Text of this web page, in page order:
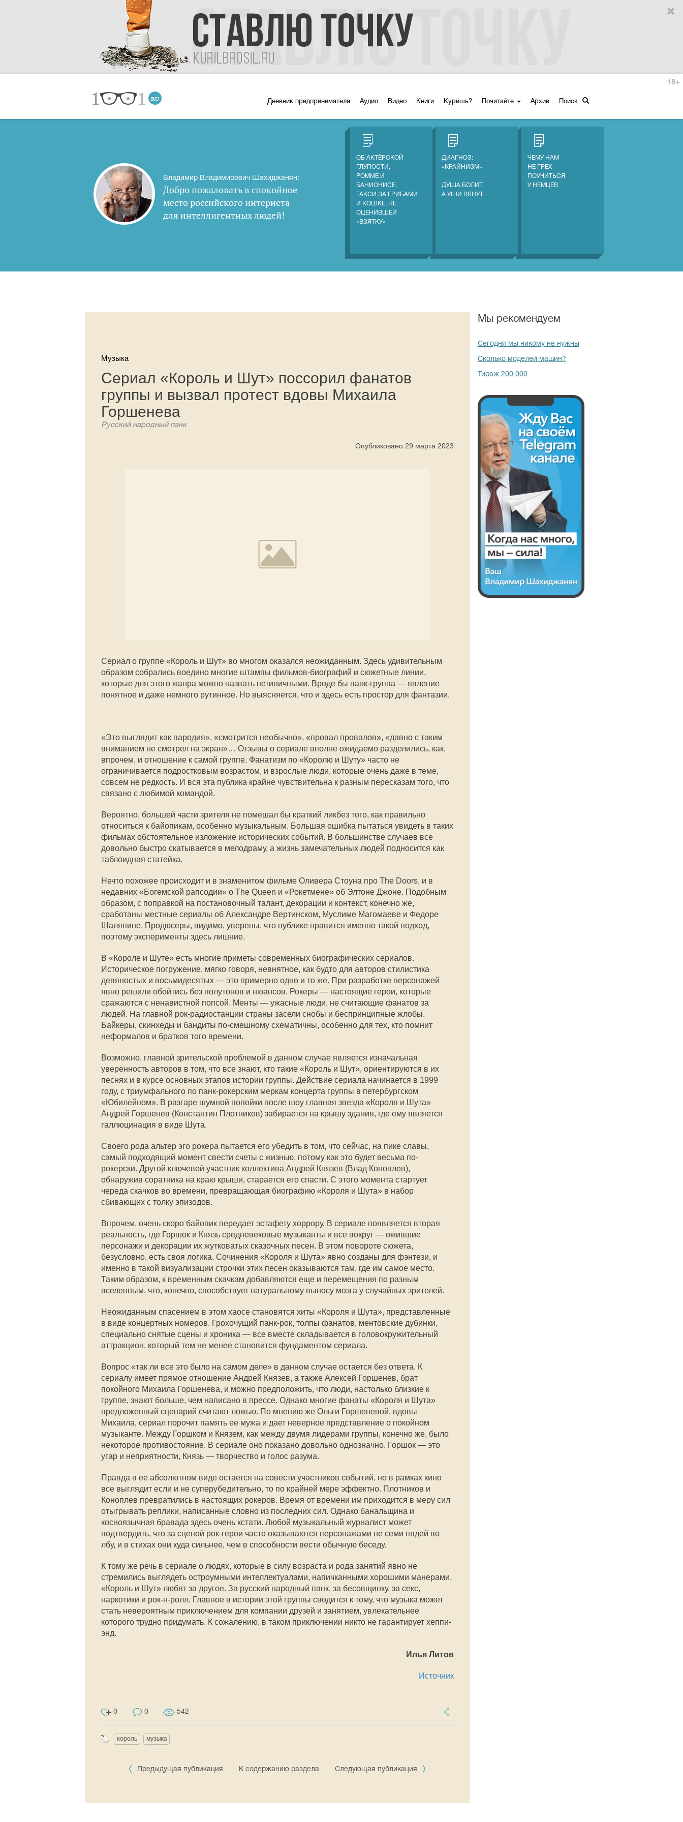
Дневник предпринимателя Аудио Видео Книги Куришь? Почитайте Архив Поиск
18+
Владимир Владимирович Шахиджанян:
Добро пожаловать в спокойное
место российского интернета
для интеллигентных людей!
ОБ АКТЁРСКОЙ
ГЛУПОСТИ,
РОММЕ И
БАНИОНИСЕ,
ТАКСИ ЗА ГРИБАМИ
И КОШКЕ, НЕ
ОЦЕНИВШЕЙ
«ВЗЯТКУ»
ДИАГНОЗ:
«КРАЙНИЗМ»
ДУША БОЛИТ,
А УШИ ВЯНУТ
ЧЕМУ НАМ
НЕ ГРЕХ
ПОУЧИТЬСЯ
У НЕМЦЕВ
Музыка
Сериал «Король и Шут» поссорил фанатов
группы и вызвал протест вдовы Михаила
Горшенева
Русский народный панк
Опубликовано 29 марта 2023
Сериал о группе «Король и Шут» во многом оказался неожиданным. Здесь удивительным
образом собрались воедино многие штампы фильмов-биографий и сюжетные линии,
которые для этого жанра можно назвать нетипичными. Вроде бы панк-группа — явление
понятное и даже немного рутинное. Но выясняется, что и здесь есть простор для фантазии.
«Это выглядит как пародия», «смотрится необычно», «провал провалов», «давно с таким
вниманием не смотрел на экран»… Отзывы о сериале вполне ожидаемо разделились, как,
впрочем, и отношение к самой группе. Фанатизм по «Королю и Шуту» часто не
ограничивается подростковым возрастом, и взрослые люди, которые очень даже в теме,
совсем не редкость. И вся эта публика крайне чувствительна к разным пересказам того, что
связано с любимой командой.
Вероятно, большей части зрителя не помешал бы краткий ликбез того, как правильно
относиться к байопикам, особенно музыкальным. Большая ошибка пытаться увидеть в таких
фильмах обстоятельное изложение исторических событий. В большинстве случаев все
довольно быстро скатывается в мелодраму, а жизнь замечательных людей подносится как
таблоидная статейка.
Нечто похожее происходит и в знаменитом фильме Оливера Стоуна про The Doors, и в
недавних «Богемской рапсодии» о The Queen и «Рокетмене» об Элтоне Джоне. Подобным
образом, с поправкой на постановочный талант, декорации и контекст, конечно же,
сработаны местные сериалы об Александре Вертинском, Муслиме Магомаеве и Федоре
Шаляпине. Продюсеры, видимо, уверены, что публике нравится именно такой подход,
поэтому эксперименты здесь лишние.
В «Короле и Шуте» есть многие приметы современных биографических сериалов.
Историческое погружение, мягко говоря, невнятное, как будто для авторов стилистика
девяностых и восьмидесятых — это примерно одно и то же. При разработке персонажей
явно решили обойтись без полутонов и нюансов. Рокеры — настоящие герои, которые
сражаются с ненавистной попсой. Менты — ужасные люди, не считающие фанатов за
людей. На главной рок-радиостанции страны засели снобы и беспринципные жлобы.
Байкеры, скинхеды и бандиты по-смешному схематичны, особенно для тех, кто помнит
неформалов и братков того времени.
Возможно, главной зрительской проблемой в данном случае является изначальная
уверенность авторов в том, что все знают, кто такие «Король и Шут», ориентируются в их
песнях и в курсе основных этапов истории группы. Действие сериала начинается в 1999
году, с триумфального по панк-рокерским меркам концерта группы в петербургском
«Юбилейном». В разгаре шумной попойки после шоу главная звезда «Короля и Шута»
Андрей Горшенев (Константин Плотников) забирается на крышу здания, где ему является
галлюцинация в виде Шута.
Своего рода альтер эго рокера пытается его убедить в том, что сейчас, на пике славы,
самый подходящий момент свести счеты с жизнью, потому как это будет весьма по-
рокерски. Другой ключевой участник коллектива Андрей Князев (Влад Коноплев),
обнаружив соратника на краю крыши, старается его спасти. С этого момента стартует
череда скачков во времени, превращающая биографию «Короля и Шута» в набор
сбивающих с толку эпизодов.
Впрочем, очень скоро байопик передает эстафету хоррору. В сериале появляется вторая
реальность, где Горшок и Князь средневековые музыканты и все вокруг — ожившие
персонажи и декорации их жутковатых сказочных песен. В этом повороте сюжета,
безусловно, есть своя логика. Сочинения «Короля и Шута» явно созданы для фэнтези, и
именно в такой визуализации строчки этих песен оказываются там, где им самое место.
Таким образом, к временным скачкам добавляются еще и перемещения по разным
вселенным, что, конечно, способствует натуральному выносу мозга у случайных зрителей.
Неожиданным спасением в этом хаосе становятся хиты «Короля и Шута», представленные
в виде концертных номеров. Грохочущий панк-рок, толпы фанатов, ментовские дубинки,
специально снятые сцены и хроника — все вместе складывается в головокружительный
аттракцион, который тем не менее становится фундаментом сериала.
Вопрос «так ли все это было на самом деле» в данном случае остается без ответа. К
сериалу имеет прямое отношение Андрей Князев, а также Алексей Горшенев, брат
покойного Михаила Горшенева, и можно предположить, что люди, настолько близкие к
группе, знают больше, чем написано в прессе. Однако многие фанаты «Короля и Шута»
предложенный сценарий считают ложью. По мнению же Ольги Горшеневой, вдовы
Михаила, сериал порочит память ее мужа и дает неверное представление о покойном
музыканте. Между Горшком и Князем, как между двумя лидерами группы, конечно же, было
некоторое противостояние. В сериале оно показано довольно однозначно. Горшок — это
угар и неприятности, Князь — творчество и голос разума.
Правда в ее абсолютном виде остается на совести участников событий, но в рамках кино
все выглядит если и не суперубедительно, то по крайней мере эффектно. Плотников и
Коноплев превратились в настоящих рокеров. Время от времени им приходится в меру сил
отыгрывать реплики, написанные словно из последних сил. Однако банальщина и
косноязычная бравада здесь очень кстати. Любой музыкальный журналист может
подтвердить, что за сценой рок-герои часто оказываются персонажами не семи пядей во
лбу, и в стихах они куда сильнее, чем в способности вести обычную беседу.
К тому же речь в сериале о людях, которые в силу возраста и рода занятий явно не
стремились выглядеть остроумными интеллектуалами, напичканными хорошими манерами.
«Король и Шут» любят за другое. За русский народный панк, за бесовщинку, за секс,
наркотики и рок-н-ролл. Главное в истории этой группы сводится к тому, что музыка может
стать невероятным приключением для компании друзей и занятием, увлекательнее
которого трудно придумать. К сожалению, в таком приключении никто не гарантирует хеппи-
энд.
Илья Литов
Источник
0 0 542
король музыка
Предыдущая публикация К содержанию раздела Следующая публикация
Мы рекомендуем
Сегодня мы никому не нужны
Сколько моделей машин?
Тираж 200 000